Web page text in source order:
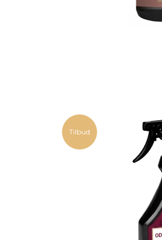
Tilbud